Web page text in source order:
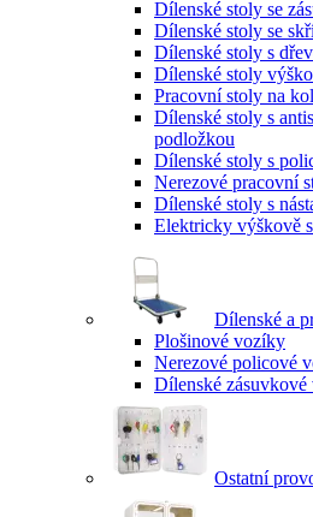
Dílenské stoly se
Dílenské stoly se
Dílenské stoly s
Dílenské stoly
Pracovní stoly na
Dílenské stoly s
podložkou
Dílenské stoly s
Nerezové pracovní
Dílenské stoly s
Elektricky výškově
Dílenské a
Plošinové vozíky
Nerezové policové
Dílenské
Ostatní